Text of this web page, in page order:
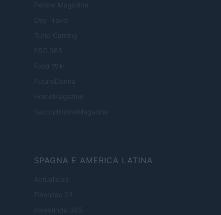
People Magazine
Day Travel
Tutto Gaming
ESG 365
Food Wiki
FuturoDonna
HomeMagazine
SecondHomeMagazine
SPAGNA E AMERICA LATINA
Actualidad
Finanzas 24
Investindo 365